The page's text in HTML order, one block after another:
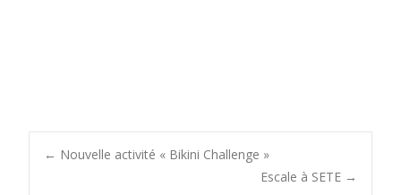
Post
← Nouvelle activité « Bikini Challenge »
Escale à SETE →